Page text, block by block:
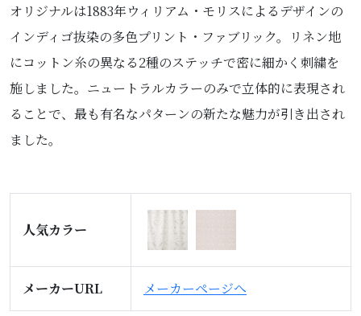
オリジナルは1883年ウィリアム・モリスによるデザインの
インディゴ抜染の多色プリント・ファブリック。リネン地
にコットン糸の異なる2種のステッチで密に細かく刺繍を
施しました。ニュートラルカラーのみで立体的に表現され
ることで、最も有名なパターンの新たな魅力が引き出され
ました。
人気カラー
メーカーURL メーカーページへ